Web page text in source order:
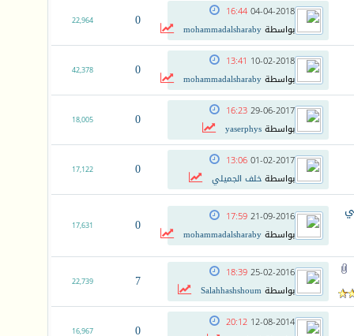
04-04-2018
16:44
بواسطةmohammadalsharaby
0
22,964
10-02-2018
13:41
بواسطةmohammadalsharaby
0
42,378
29-06-2017
16:23
بواسطةyaserphys
0
18,005
01-02-2017
13:06
بواسطةخلف الجميلي 0
17,122
21-09-2016
17:59
بواسطةmohammadalsharaby
0
17,631
25-02-2016
18:39
بواسطةSalahhashshoum
7
22,739
12-08-2014
20:12
0
16,967